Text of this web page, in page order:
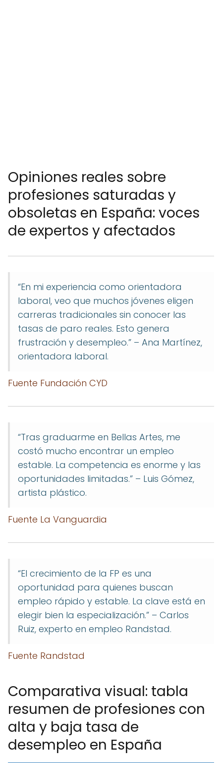
Opiniones reales sobre
profesiones saturadas y
obsoletas en España: voces
de expertos y afectados
“En mi experiencia como orientadora
laboral, veo que muchos jóvenes eligen
carreras tradicionales sin conocer las
tasas de paro reales. Esto genera
frustración y desempleo.” – Ana Martínez,
orientadora laboral.
Fuente Fundación CYD
“Tras graduarme en Bellas Artes, me
costó mucho encontrar un empleo
estable. La competencia es enorme y las
oportunidades limitadas.” – Luis Gómez,
artista plástico.
Fuente La Vanguardia
“El crecimiento de la FP es una
oportunidad para quienes buscan
empleo rápido y estable. La clave está en
elegir bien la especialización.” – Carlos
Ruiz, experto en empleo Randstad.
Fuente Randstad
Comparativa visual: tabla
resumen de profesiones con
alta y baja tasa de
desempleo en España